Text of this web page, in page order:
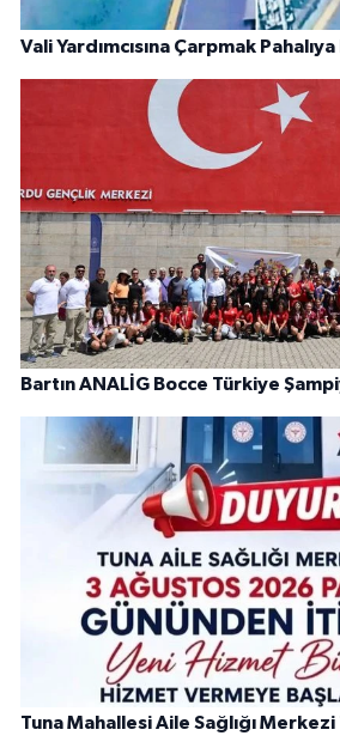
Vali Yardımcısına Çarpmak
Bartın ANALİG Bocce Türkiye
Tuna Mahallesi Aile Sağlığı Merkezi